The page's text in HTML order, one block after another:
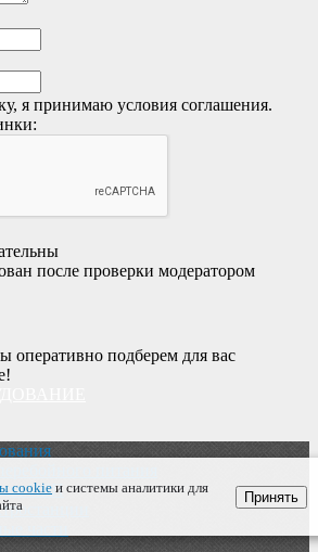
я принимаю условия соглашения.
после проверки модератором
оперативно подберем для вас
ИБП
cookie и системы аналитики для
Принять